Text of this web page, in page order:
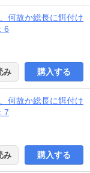
何故か総長に餌付け
6
み 購入する
何故か総長に餌付け
7
み 購入する